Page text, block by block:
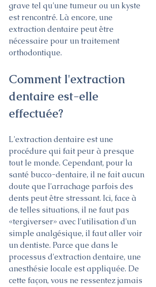
grave tel qu'une tumeur ou un kyste
est rencontré. Là encore, une
extraction dentaire peut être
nécessaire pour un traitement
orthodontique.
Comment l'extraction
dentaire est-elle
effectuée?
L'extraction dentaire est une
procédure qui fait peur à presque
tout le monde. Cependant, pour la
santé bucco-dentaire, il ne fait aucun
doute que l'arrachage parfois des
dents peut être stressant. Ici, face à
de telles situations, il ne faut pas
«tergiverser» avec l'utilisation d'un
simple analgésique, il faut aller voir
un dentiste. Parce que dans le
processus d'extraction dentaire, une
anesthésie locale est appliquée. De
cette façon, vous ne ressentez jamais